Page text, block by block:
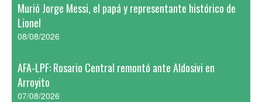
Murió Jorge Messi, el papá y representante histórico de
Lionel
08/08/2026
AFA-LPF: Rosario Central remontó ante Aldosivi en
Arroyito
07/08/2026